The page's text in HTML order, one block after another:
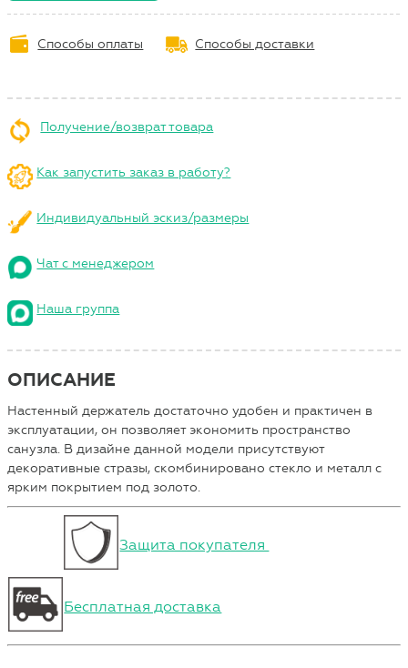
Способы оплаты Способы доставки
Получение/возврат товара
Как запустить заказ в работу?
Индивидуальный эскиз/размеры
Чат с менеджером
Наша группа
ОПИСАНИЕ
Настенный держатель достаточно удобен и практичен в
эксплуатации, он позволяет экономить пространство
санузла. В дизайне данной модели присутствуют
декоративные стразы, скомбинировано стекло и металл с
ярким покрытием под золото.
Защита покупателя
Бесплатная доставка